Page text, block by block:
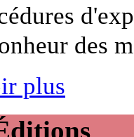
des
plus